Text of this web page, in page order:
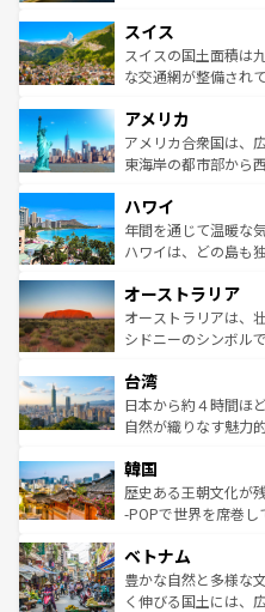
れる地方に足を運ぶ
きるだろう
を参照してほしい。
は、お酒好きな人にはぜひ
ドイツ情報はコンテ
リアごとに異なる魅
ティー、ビール好き
戦など、本場だから
ンツ一覧を参照してほ
スイス
スイスの国土面積は
な交通網が整備され
の建物がそのまま残
博物館もあり、アル
ことができる。国民
ば市内交通費無料で観光
着のスイス情報はコ
アメリカ
アメリカ合衆国は、
東海岸の都市部から
のような巨大都市は
ンメントが詰まった
西部には大自然が広
部のニューオーリン
文化が魅力。旅行者
しみながら、その多
ならではの贅沢な旅のスタイルだ
情報はコンテンツ一
ハワイ
年間を通じて温暖な
ハワイは、どの島も
ワイ島は見逃せない
島だが、静かな自然
おすすめ。エメラル
れるおもてなしの心
人々、おいしいロー
ク、伝統的なフラダ
ワイを、存分に味わってほしい。 な
はコンテンツ一覧を
オーストラリア
オーストラリアは、
シドニーのシンボル
リアリーフや大陸中
ク）、タスマニアの
ど、見どころがたく
いる。アクティビテ
ビング、ハイキング
い。オーストラリア
参照してほしい。
台湾
日本から約４時間ほ
自然が織りなす魅力
ン）、静ひつな山岳
と山間の静けさが共
驚きをもたらしてく
容にもいいと評判の
が味わえる
照してほしい。
韓国
歴史ある王朝文化が
-POPで世界を席巻し
き、地方に足を延ば
できる。そして、キ
まで、さまざまな韓
ベトナム
豊かな自然と多様な
く伸びる国土には、